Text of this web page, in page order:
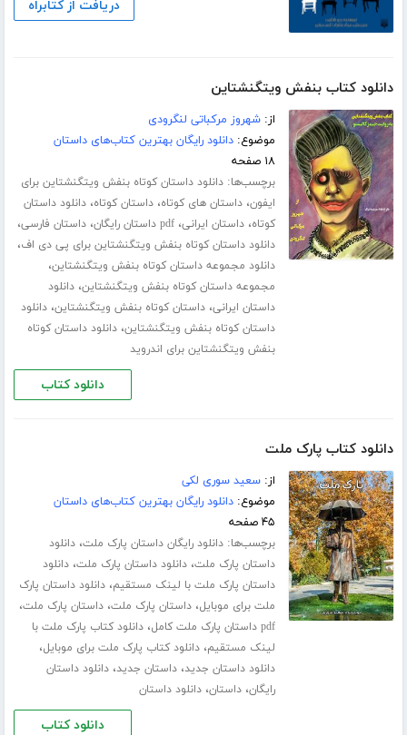
دریافت از کتابراه
دانلود کتاب بنفش ویتگنشتاین
از:شهروز مرکباتی لنگرودی
موضوع:دانلود رایگان بهترین کتاب‌های داستان
۱۸ صفحه
برچسب‌ها:دانلود داستان کوتاه بنفش ویتگنشتاین برای
ایفون،داستان های کوتاه،داستان کوتاه،دانلود داستان
کوتاه،داستان ایرانی،pdf داستان رایگان ،داستان فارسی،
دانلود داستان کوتاه بنفش ویتگنشتاین برای پی دی اف،
دانلود مجموعه داستان کوتاه بنفش ویتگنشتاین،
مجموعه داستان کوتاه بنفش ویتگنشتاین،دانلود
داستان ایرانی،داستان کوتاه بنفش ویتگنشتاین،دانلود
داستان کوتاه بنفش ویتگنشتاین،دانلود داستان کوتاه
بنفش ویتگنشتاین برای اندروید
دانلود کتاب
دانلود کتاب پارک ملت
از:سعید سوری لکی
موضوع:دانلود رایگان بهترین کتاب‌های داستان
۴۵ صفحه
برچسب‌ها:دانلود رایگان داستان پارک ملت،دانلود
داستان پارک ملت،دانلود داستان پارک ملت،دانلود
داستان پارک ملت با لینک مستقیم،دانلود داستان پارک
ملت برای موبایل،داستان پارک ملت،داستان پارک ملت،
pdf داستان پارک ملت کامل ،دانلود کتاب پارک ملت با
لینک مستقیم،دانلود کتاب پارک ملت برای موبایل،
دانلود داستان جدید،داستان جدید،دانلود داستان
رایگان،داستان،دانلود داستان
دانلود کتاب